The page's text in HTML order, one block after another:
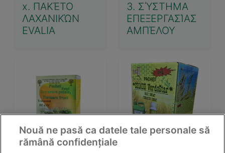
x. ΠΑΚΈΤΟ
ΛΑΧΑΝΙΚΏΝ
EVALIA
3. ΣΎΣΤΗΜΑ
ΕΠΕΞΕΡΓΑΣΊΑΣ
ΑΜΠΈΛΟΥ
Nouă ne pasă ca datele tale personale să
rămână confidențiale